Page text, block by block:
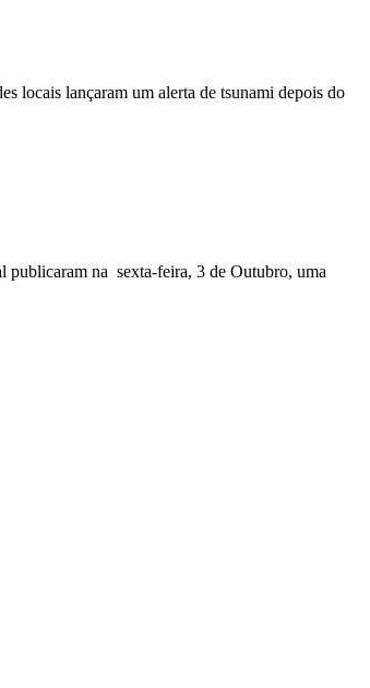
locais lançaram um alerta de tsunami depois do
publicaram na sexta-feira, 3 de Outubro, uma